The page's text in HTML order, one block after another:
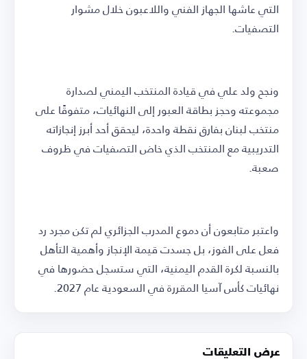
التي عاشها الجهاز الفني واللاعبون خلال مشوار
التصفيات.
ونجح ولد علي في قيادة المنتخب اليمني لصدارة
مجموعته وحجز بطاقة العبور إلى النهائيات، متفوقًا على
منتخب لبنان بفارق نقطة واحدة، ليحقق أحد أبرز إنجازاته
التدريبية مع المنتخب الذي خاض التصفيات في ظروف
صعبة.
واعتبر متابعون أن دموع المدرب الجزائري لم تكن مجرد رد
فعل على الفوز، بل جسدت قيمة الإنجاز وأهمية التأهل
بالنسبة لكرة القدم اليمنية، التي ستسجل حضورها في
نهائيات كأس آسيا المقررة في السعودية عام 2027.
عرض التعليقات